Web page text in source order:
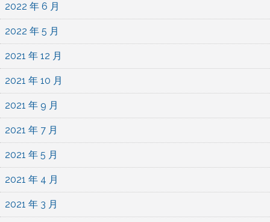
2022 年 6 月
2022 年 5 月
2021 年 12 月
2021 年 10 月
2021 年 9 月
2021 年 7 月
2021 年 5 月
2021 年 4 月
2021 年 3 月